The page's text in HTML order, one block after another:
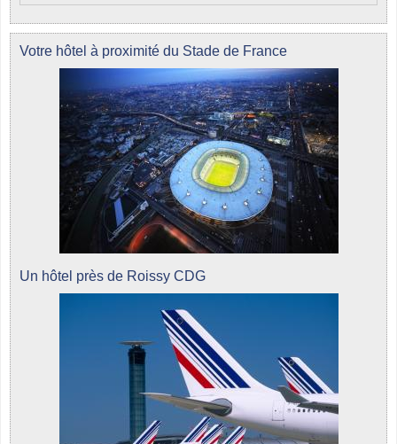
Votre hôtel à proximité du Stade de France
Un hôtel près de Roissy CDG